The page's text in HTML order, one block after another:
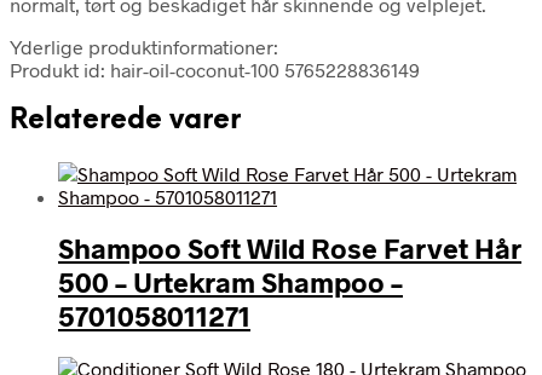
Yderlige produktinformationer:
Produkt id: hair-oil-coconut-100 5765228836149
Relaterede varer
Shampoo Soft Wild Rose Farvet Hår
500 – Urtekram Shampoo –
5701058011271